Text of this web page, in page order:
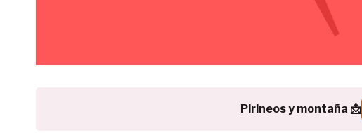
Pirineos y montaña 📩